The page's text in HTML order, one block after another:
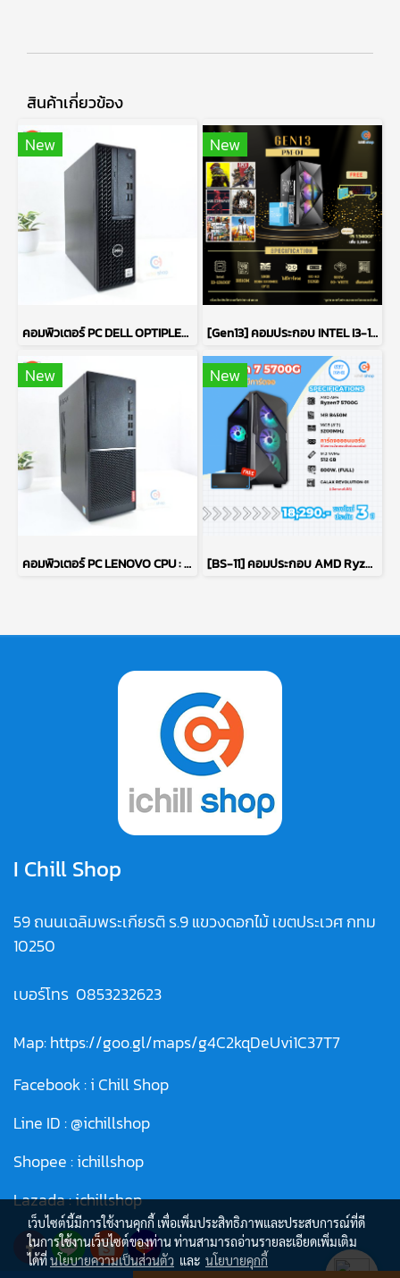
สินค้าเกี่ยวข้อง
New
คอมพิวเตอร์ PC DELL OPTIPLEX 3080 / CPU : INTEL CORE I5-10500 / RAM : DDR4 8GB 2666MHz / HDD 1TB + SSD 256GB P15541
New
[Gen13] คอมประกอบ INTEL I3-13100F 3.4GHz 4C/8T / H610M / ไม่มีการ์ดจอ / 16GB DDR4 3200MHz / M.2 512GB / 600W 80+ White / เลือกเคสได้
New
คอมพิวเตอร์ PC LENOVO CPU : PENTIUM GOLD G5400/ RAM : DDR4 8GB 2400MHz / GPU : INTEL UHD GRAPHICS 610 / HDD : 1TB P15540
New
[BS-11] คอมประกอบ AMD Ryzen 7 5700G / ไม่มีการ์ดจอ / DDR4 16GB 3200MHz / M.2 NVMe 512GB / PSU 600W. / CASE GALAX
I Chill Shop
59 ถนนเฉลิมพระเกียรติ ร.9 แขวงดอกไม้ เขตประเวศ กทม
10250
เบอร์โทร 0853232623
Map:https://goo.gl/maps/g4C2kqDeUvi1C37T7
Facebook :i Chill Shop
Line ID :@ichillshop
Shopee :ichillshop
Lazada :ichillshop
เว็บไซต์นี้มีการใช้งานคุกกี้ เพื่อเพิ่มประสิทธิภาพและประสบการณ์ที่ดี
ในการใช้งานเว็บไซต์ของท่าน ท่านสามารถอ่านรายละเอียดเพิ่มเติม
ได้ที่นโยบายความเป็นส่วนตัว และ นโยบายคุกกี้